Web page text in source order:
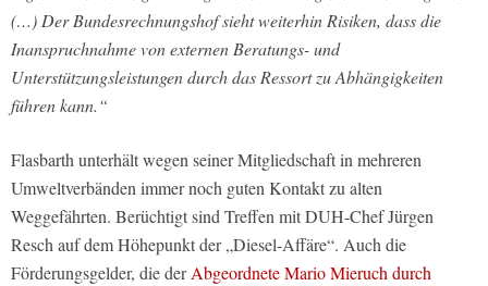
(…) Der Bundesrechnungshof sieht weiterhin Risiken, dass die
Inanspruchnahme von externen Beratungs- und
Unterstützungsleistungen durch das Ressort zu Abhängigkeiten
führen kann.“
Flasbarth unterhält wegen seiner Mitgliedschaft in mehreren
Umweltverbänden immer noch guten Kontakt zu alten
Weggefährten. Berüchtigt sind Treffen mit DUH-Chef Jürgen
Resch auf dem Höhepunkt der „Diesel-Affäre“. Auch die
Förderungsgelder, die derAbgeordnete Mario Mieruch durch